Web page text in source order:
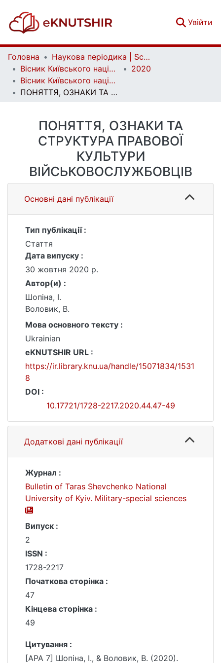
Увійти
Головна
Наукова періодика | Scientific periodicals
Вісник Київського національного університету імені Тараса Шевченка. Військово-спеціальні науки | Bulletin of Taras Shevchenko National University of Kyiv. Military-special sciences
2020
Вісник Київського національного університету імені Тараса Шевченка. Військово-спеціальні науки. Вип. 2 (44)
ПОНЯТТЯ, ОЗНАКИ ТА СТРУКТУРА ПРАВОВОЇ КУЛЬТУРИ ВІЙСЬКОВОСЛУЖБОВЦІВ
ПОНЯТТЯ, ОЗНАКИ ТА
СТРУКТУРА ПРАВОВОЇ
КУЛЬТУРИ
ВІЙСЬКОВОСЛУЖБОВЦІВ
Основні дані публікації
Тип публікації :
Стаття
Дата випуску :
30 жовтня 2020 р.
Автор(и) :
Шопіна, І.
Воловик, В.
Мова основного тексту :
Ukrainian
eKNUTSHIR URL :
https://ir.library.knu.ua/handle/15071834/1531
8
DOI :
10.17721/1728-2217.2020.44.47-49
Додаткові дані публікації
Журнал :
Bulletin of Taras Shevchenko National
University of Kyiv. Military-special sciences
Випуск :
2
ISSN :
1728-2217
Початкова сторінка :
47
Кінцева сторінка :
49
Цитування :
[APA 7] Шопіна, І., & Воловик, В. (2020).